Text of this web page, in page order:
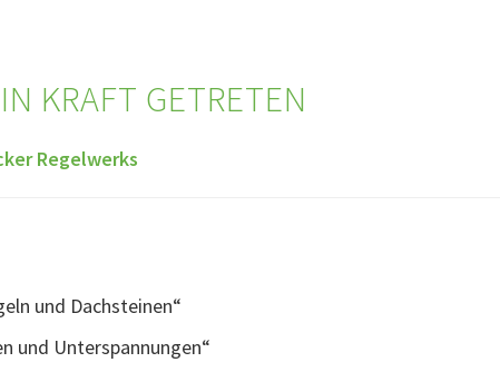
KRAFT GETRETEN
Regelwerks
und Dachsteinen“
und Unterspannungen“